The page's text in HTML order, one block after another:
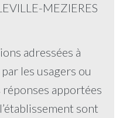
MEZIERES
adressées à
les usagers ou
réponses apportées
sont